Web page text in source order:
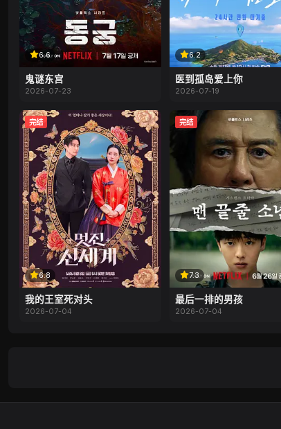
6.6
鬼谜东宫
2026-07-23
6.2
医到孤岛爱上你
2026-07-19
6.8
完结
我的王室死对头
2026-07-04
7.3
完结
最后一排的男孩
2026-07-04